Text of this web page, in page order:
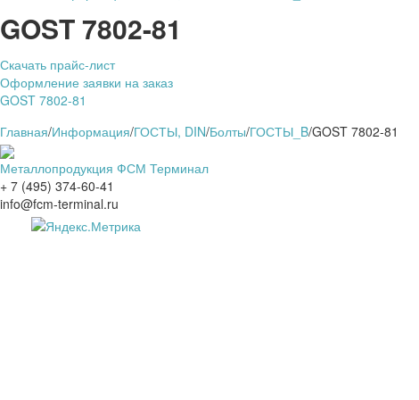
GOST 7802-81
Скачать прайс-лист
Оформление заявки на заказ
GOST 7802-81
Главная/Информация/ГОСТЫ, DIN/Болты/ГОСТЫ_B/GOST 7802-81
Металлопродукция ФСМ Терминал
+ 7 (495) 374-60-41
info@fcm-terminal.ru